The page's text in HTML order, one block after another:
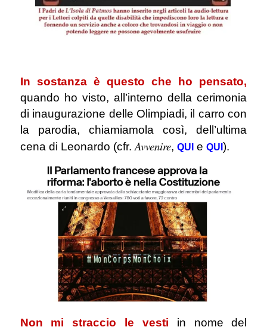
In sostanza è questo che ho pensato,
quando ho visto, all’interno della cerimonia
di inaugurazione delle Olimpiadi, il carro con
la parodia, chiamiamola così, dell’ultima
cena di Leonardo (cfr. Avvenire, QUI e QUI ).
Non mi straccio le vesti in nome del